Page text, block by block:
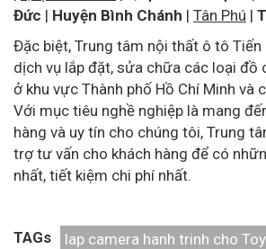
Đức | Huyện Bình Chánh | Tân Phú |
Đặc biệt, Trung tâm nội thất ô tô Tiến
dịch vụ lắp đặt, sửa chữa các loại đồ
ở khu vực Thành phố Hồ Chí Minh và
Với mục tiêu nghề nghiệp là mang
hàng và uy tín cho chúng tôi, Trung
trợ tư vấn cho khách hàng để có
nhất, tiết kiệm chi phí nhất.
TAGs
lap camera hanh trinh cho